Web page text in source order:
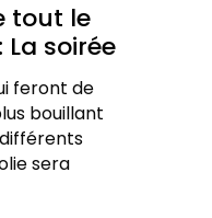
tout le
soirée
feront de
bouillant
sera